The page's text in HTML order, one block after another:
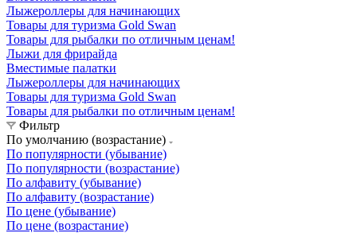
Лыжероллеры для начинающих
Товары для туризма Gold Swan
Товары для рыбалки по отличным ценам!
Лыжи для фрирайда
Вместимые палатки
Лыжероллеры для начинающих
Товары для туризма Gold Swan
Товары для рыбалки по отличным ценам!
Фильтр
По умолчанию (возрастание)
По популярности (убывание)
По популярности (возрастание)
По алфавиту (убывание)
По алфавиту (возрастание)
По цене (убывание)
По цене (возрастание)